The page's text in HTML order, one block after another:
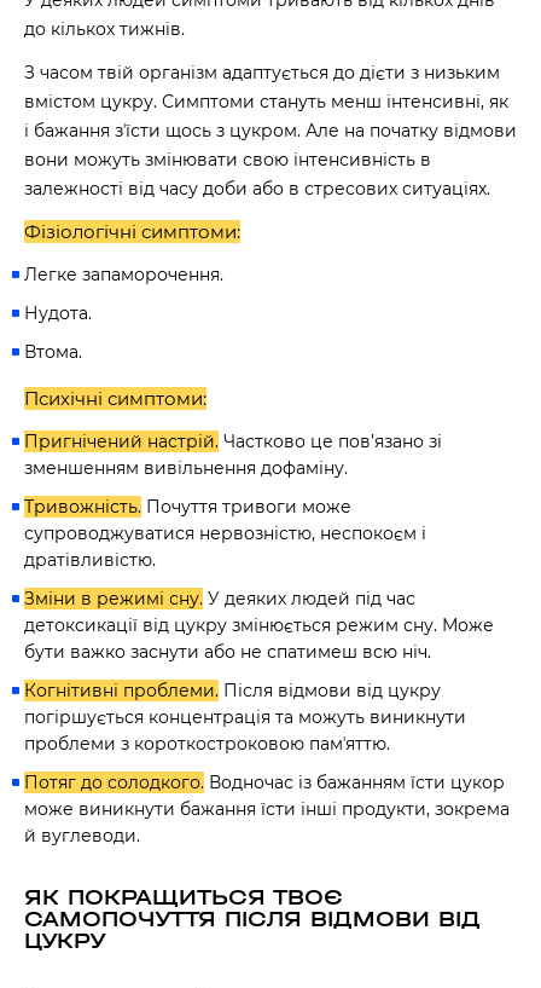
до кількох тижнів.
З часом твій організм адаптується до дієти з низьким
вмістом цукру. Симптоми стануть менш інтенсивні, як
і бажання зʼїсти щось з цукром. Але на початку відмови
вони можуть змінювати свою інтенсивність в
залежності від часу доби або в стресових ситуаціях.
Фізіологічні симптоми:
Легке запаморочення.
Нудота.
Втома.
Психічні симптоми:
Пригнічений настрій. Частково це пов’язано зі
зменшенням вивільнення дофаміну.
Тривожність. Почуття тривоги може
супроводжуватися нервозністю, неспокоєм і
дратівливістю.
Зміни в режимі сну. У деяких людей під час
детоксикації від цукру змінюється режим сну. Може
бути важко заснути або не спатимеш всю ніч.
Когнітивні проблеми. Після відмови від цукру
погіршується концентрація та можуть виникнути
проблеми з короткостроковою памʼяттю.
Потяг до солодкого. Водночас із бажанням їсти цукор
може виникнути бажання їсти інші продукти, зокрема
й вуглеводи.
ЯК ПОКРАЩИТЬСЯ ТВОЄ
САМОПОЧУТТЯ ПІСЛЯ ВІДМОВИ ВІД
ЦУКРУ